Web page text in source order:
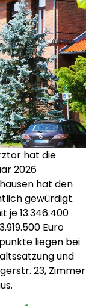
hat die
2026
hat den
gewürdigt.
je 13.346.400
Euro
liegen bei
und
23, Zimmer